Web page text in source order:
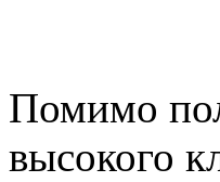
Помимо
высокого